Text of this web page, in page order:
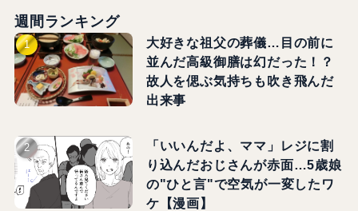
週間ランキング
大好きな祖父の葬儀…目の前に
並んだ高級御膳は幻だった！？
故人を偲ぶ気持ちも吹き飛んだ
出来事
「いいんだよ、ママ」レジに割
り込んだおじさんが赤面…5歳娘
の"ひと言"で空気が一変したワ
ケ【漫画】